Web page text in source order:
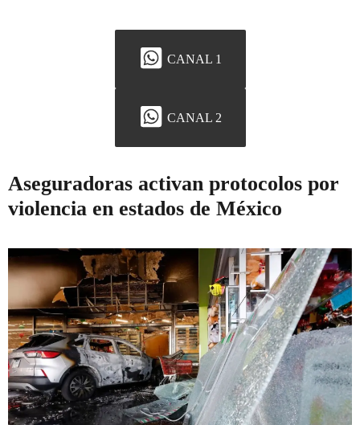
CANAL 1
CANAL 2
Aseguradoras activan protocolos por
violencia en estados de México